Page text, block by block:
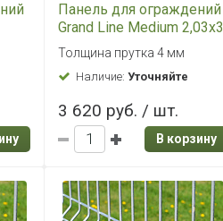
Панель для ограждений
Grand Line Medium 2,03x3
RAL 6005 (зеленый)
Толщина прутка 4 мм
Наличие:Уточняйте
3 620 руб. / шт.
В корзину